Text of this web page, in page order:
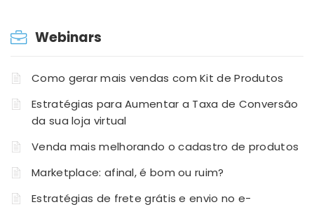
Webinars
Como gerar mais vendas com Kit de Produtos
Estratégias para Aumentar a Taxa de Conversão
da sua loja virtual
Venda mais melhorando o cadastro de produtos
Marketplace: afinal, é bom ou ruim?
Estratégias de frete grátis e envio no e-